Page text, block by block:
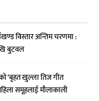
विस्तार अन्तिम चरणमा :
बुटवल
‘बृहत खुल्ला तिज गीत
समूहलाई मौलाकाली